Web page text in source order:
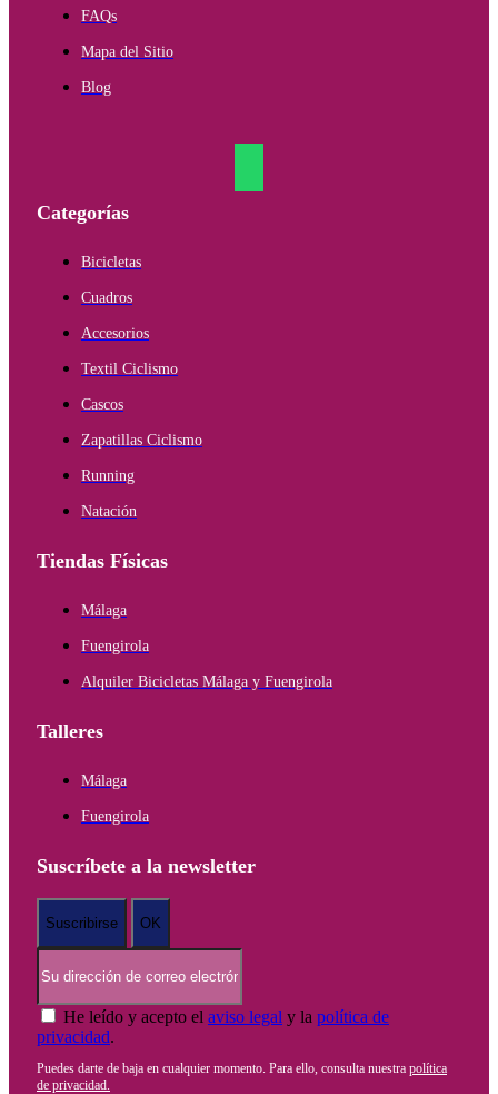
FAQs
Mapa del Sitio
Blog
Categorías
Bicicletas
Cuadros
Accesorios
Textil Ciclismo
Cascos
Zapatillas Ciclismo
Running
Natación
Tiendas Físicas
Málaga
Fuengirola
Alquiler Bicicletas Málaga y Fuengirola
Talleres
Málaga
Fuengirola
Suscríbete a la newsletter
He leído y acepto el aviso legal y la política de
privacidad.
Puedes darte de baja en cualquier momento. Para ello, consulta nuestra política
de privacidad.